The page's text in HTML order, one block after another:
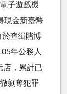
子遊戲機
現金新臺幣
於查緝賭博
年公務人
店，累計已
剝奪犯罪